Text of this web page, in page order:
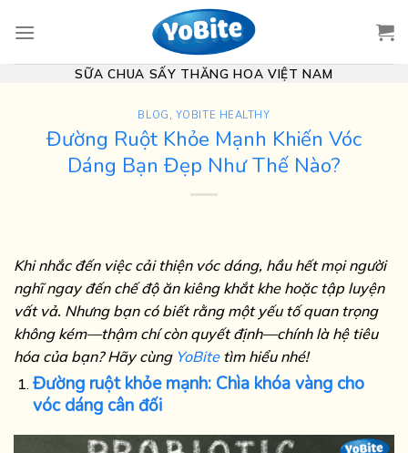
SỮA CHUA SẤY THĂNG HOA VIỆT NAM
BLOG , YOBITE HEALTHY
Đường Ruột Khỏe Mạnh Khiến Vóc
Dáng Bạn Đẹp Như Thế Nào?
Khi nhắc đến việc cải thiện vóc dáng, hầu hết mọi người
nghĩ ngay đến chế độ ăn kiêng khắt khe hoặc tập luyện
vất vả. Nhưng bạn có biết rằng một yếu tố quan trọng
không kém—thậm chí còn quyết định—chính là hệ tiêu
hóa của bạn? Hãy cùng YoBitetìm hiểu nhé!
Đường ruột khỏe mạnh: Chìa khóa vàng cho
vóc dáng cân đối